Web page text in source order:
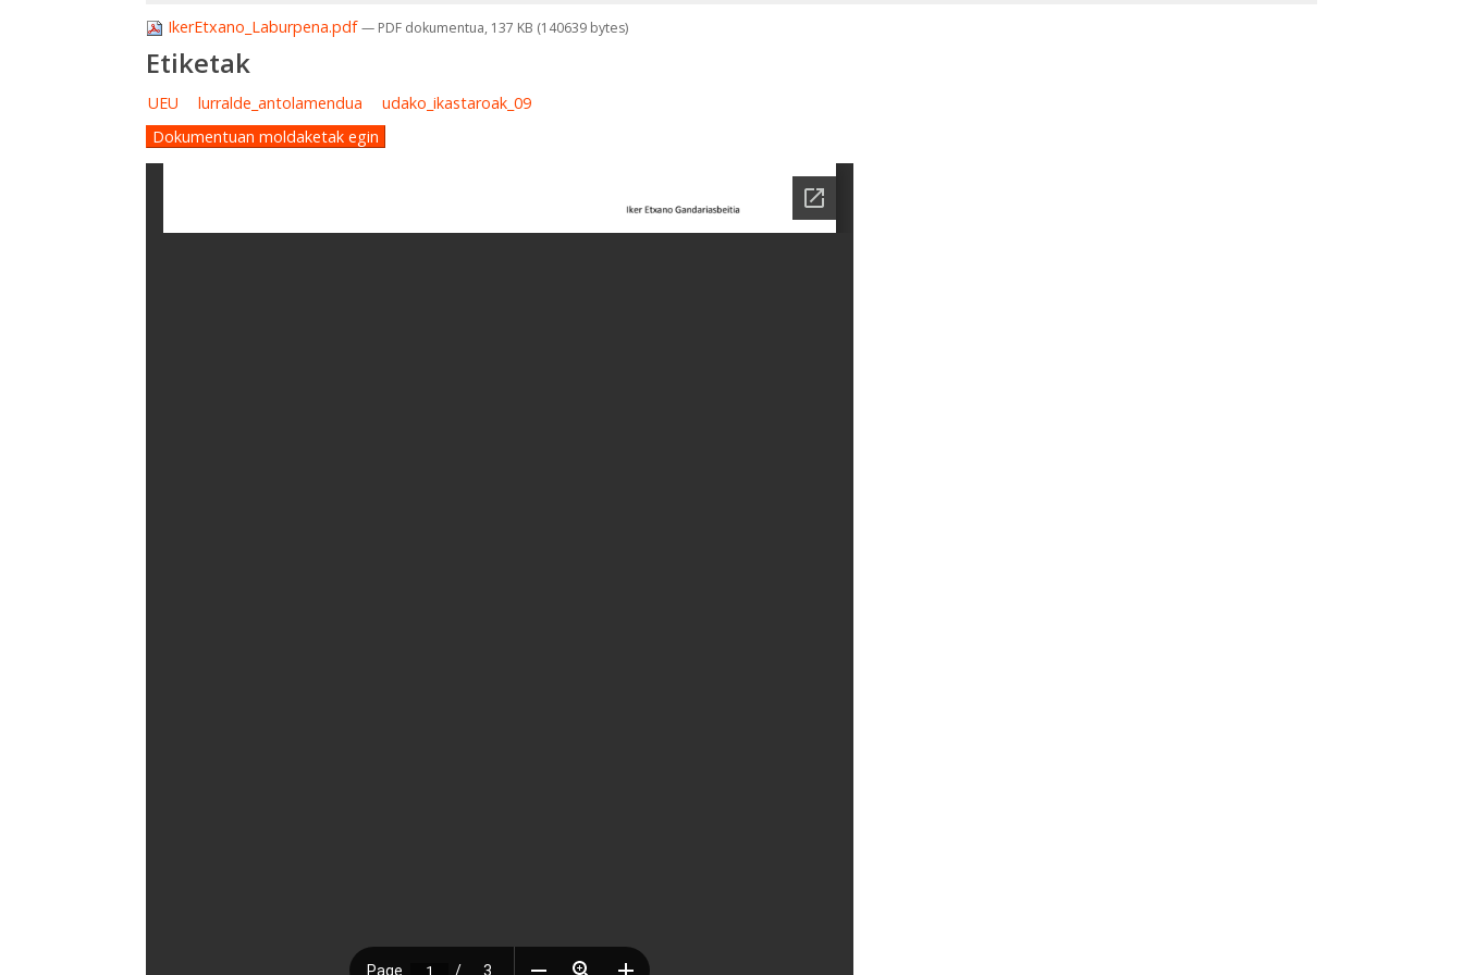
IkerEtxano_Laburpena.pdf— PDF dokumentua, 137 KB (140639 bytes)
Etiketak
UEU lurralde_antolamendua
udako_ikastaroak_09
Dokumentuan moldaketak egin